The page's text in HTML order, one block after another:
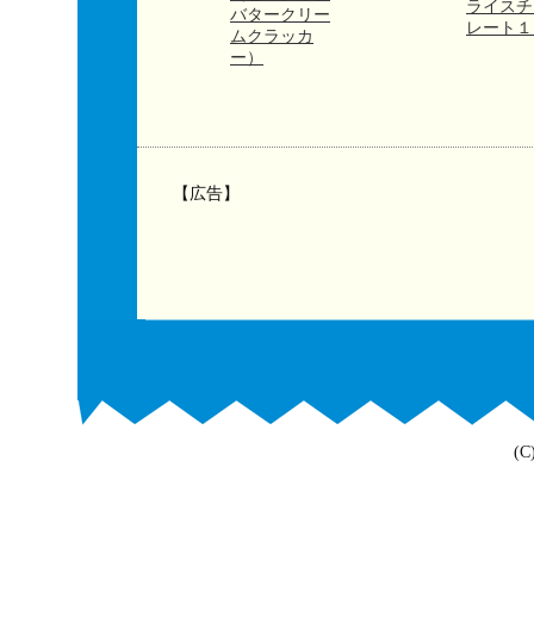
バタークリー
ムクラッカ
ー）
ライス
レート
【広告】